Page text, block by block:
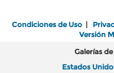
Condiciones de Uso |
Versión
Galerías
Estados